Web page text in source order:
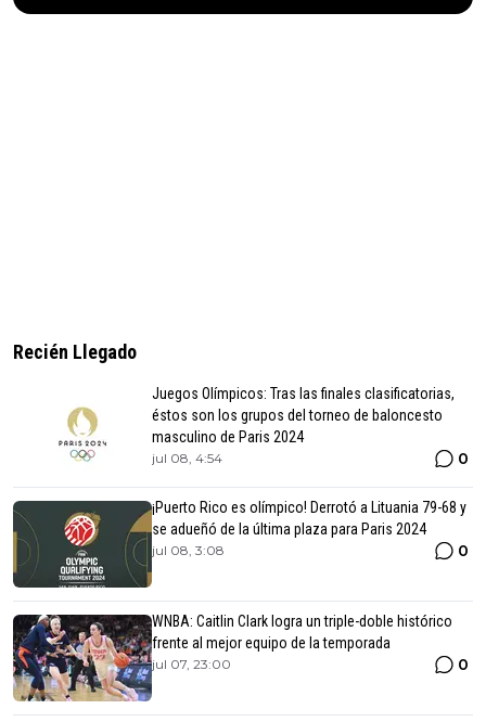
Recién Llegado
Juegos Olímpicos: Tras las finales clasificatorias,
éstos son los grupos del torneo de baloncesto
masculino de Paris 2024
jul 08, 4:54 0
¡Puerto Rico es olímpico! Derrotó a Lituania 79-68 y
se adueñó de la última plaza para Paris 2024
jul 08, 3:08 0
WNBA: Caitlin Clark logra un triple-doble histórico
frente al mejor equipo de la temporada
jul 07, 23:00 0